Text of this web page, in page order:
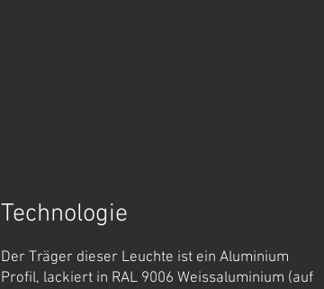
Technologie
Der Träger dieser Leuchte ist ein Aluminium
Profil, lackiert in RAL 9006 Weissaluminium (auf